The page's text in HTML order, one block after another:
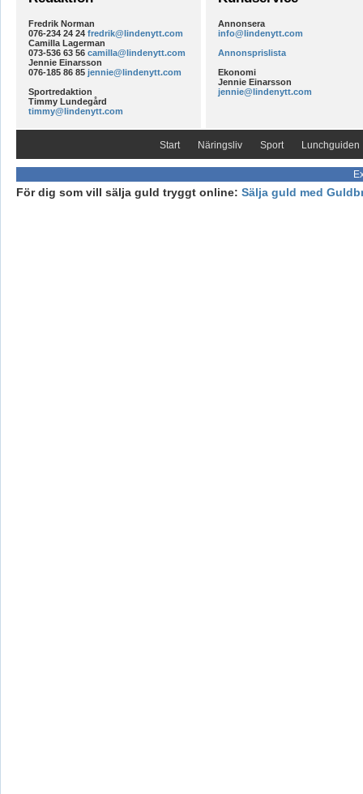
Fredrik Norman
076-234 24 24 fredrik@lindenytt.com
Camilla Lagerman
073-536 63 56 camilla@lindenytt.com
Jennie Einarsson
076-185 86 85 jennie@lindenytt.com
Sportredaktion
Timmy Lundegård
timmy@lindenytt.com
Annonsera
info@lindenytt.com
Annonsprislista
Ekonomi
Jennie Einarsson
jennie@lindenytt.com
Start Näringsliv Sport Lunchguiden
För dig som vill sälja guld tryggt online: Sälja guld med